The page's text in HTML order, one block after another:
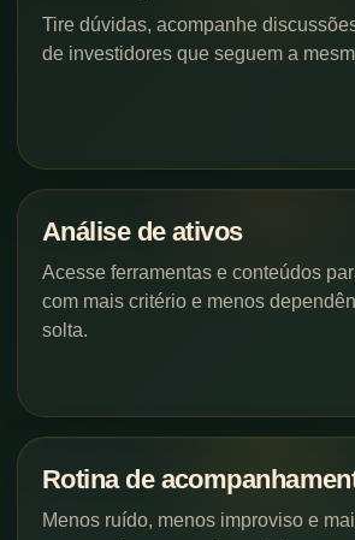
Tire dúvidas, acompanhe
de investidores que seguem a
Análise de ativos
Acesse ferramentas e conteúdos
com mais critério e menos
solta.
Rotina de
Menos ruído, menos improviso e